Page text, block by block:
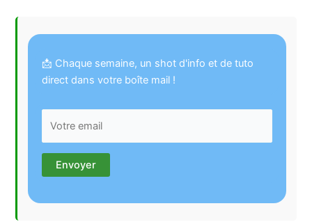
📩 Chaque semaine, un shot d'info et de tuto
direct dans votre boîte mail !